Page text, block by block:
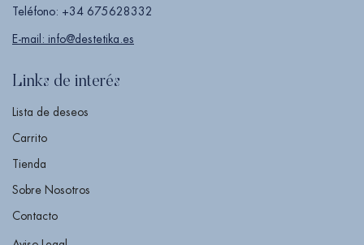
Teléfono: +34 675628332
E-mail: info@destetika.es
Links de interés
Lista de deseos
Carrito
Tienda
Sobre Nosotros
Contacto